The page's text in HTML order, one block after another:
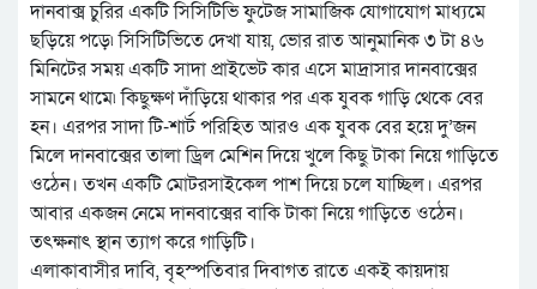
দানবাক্স চুরির একটি সিসিটিভি ফুটেজ সামাজিক যোগাযোগ মাধ্যমে
ছড়িয়ে পড়ে৷ সিসিটিভিতে দেখা যায়, ভোর রাত আনুমানিক ৩ টা ৪৬
মিনিটের সময় একটি সাদা প্রাইভেট কার এসে মাদ্রাসার দানবাক্সের
সামনে থামে৷ কিছুক্ষণ দাঁড়িয়ে থাকার পর এক যুবক গাড়ি থেকে বের
হন। এরপর সাদা টি-শার্ট পরিহিত আরও এক যুবক বের হয়ে দু’জন
মিলে দানবাক্সের তালা ড্রিল মেশিন দিয়ে খুলে কিছু টাকা নিয়ে গাড়িতে
ওঠেন। তখন একটি মোটরসাইকেল পাশ দিয়ে চলে যাচ্ছিল। এরপর
আবার একজন নেমে দানবাক্সের বাকি টাকা নিয়ে গাড়িতে ওঠেন।
তৎক্ষনাৎ স্থান ত্যাগ করে গাড়িটি।
এলাকাবাসীর দাবি, বৃহস্পতিবার দিবাগত রাতে একই কায়দায়